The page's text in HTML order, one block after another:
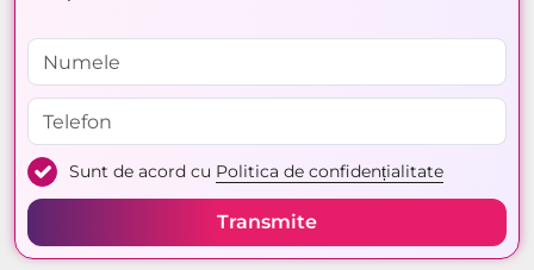
Sunt de acord cu Politica de confidențialitate
Transmite